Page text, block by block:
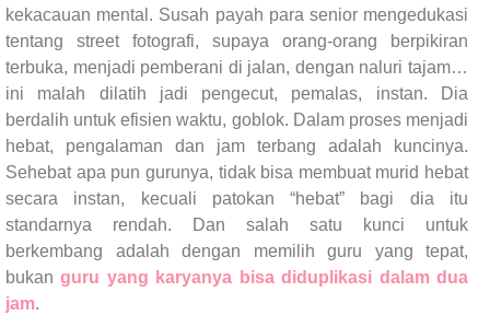
kekacauan mental. Susah payah para senior mengedukasi
tentang street fotografi, supaya orang-orang berpikiran
terbuka, menjadi pemberani di jalan, dengan naluri tajam…
ini malah dilatih jadi pengecut, pemalas, instan. Dia
berdalih untuk efisien waktu, goblok. Dalam proses menjadi
hebat, pengalaman dan jam terbang adalah kuncinya.
Sehebat apa pun gurunya, tidak bisa membuat murid hebat
secara instan, kecuali patokan “hebat” bagi dia itu
standarnya rendah. Dan salah satu kunci untuk
berkembang adalah dengan memilih guru yang tepat,
bukanguru yang karyanya bisa diduplikasi dalam dua
jam.